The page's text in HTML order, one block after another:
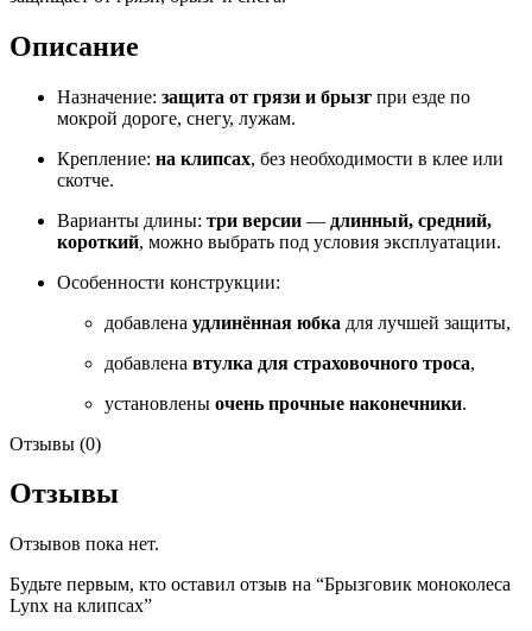
Описание
Назначение: защита от грязи и брызг при езде по
мокрой дороге, снегу, лужам.
Крепление: на клипсах, без необходимости в клее или
скотче.
Варианты длины: три версии — длинный, средний,
короткий, можно выбрать под условия эксплуатации.
Особенности конструкции:
добавлена удлинённая юбка для лучшей защиты,
добавлена втулка для страховочного троса,
установлены очень прочные наконечники.
Отзывы (0)
Отзывы
Отзывов пока нет.
Будьте первым, кто оставил отзыв на “Брызговик моноколеса
Lynx на клипсах”